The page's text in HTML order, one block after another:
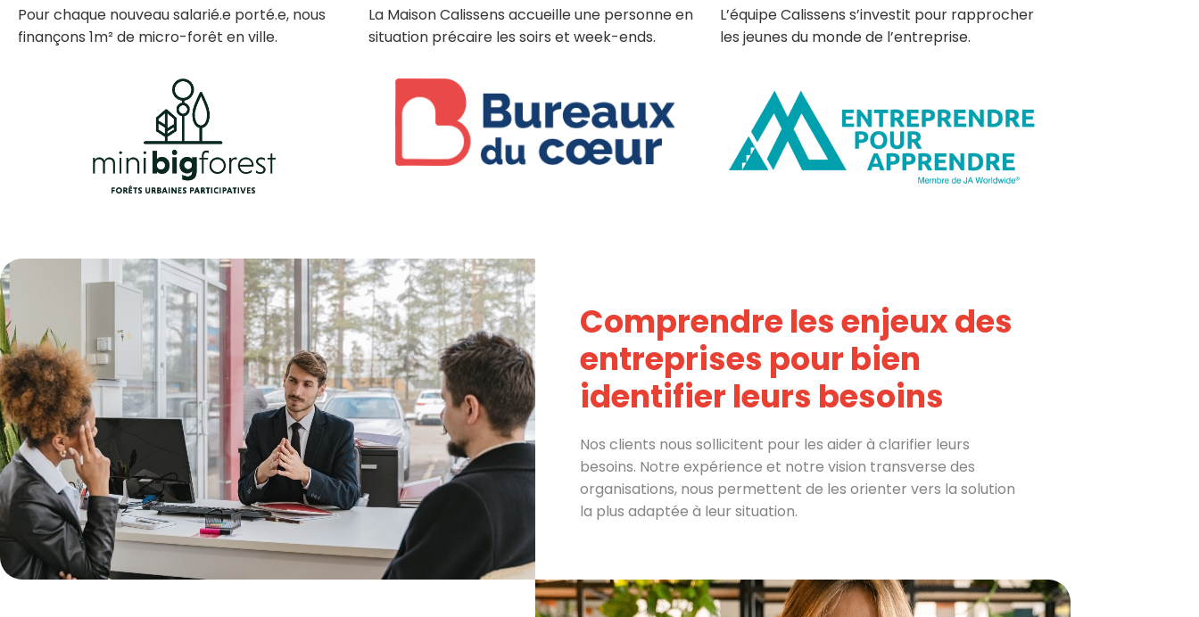
Pour chaque nouveau salarié.e porté.e, nous
finançons 1m² de micro-forêt en ville.
La Maison Calissens accueille une personne en
situation précaire les soirs et week-ends.
L’équipe Calissens s’investit pour rapprocher
les jeunes du monde de l’entreprise.
Comprendre les enjeux des
entreprises pour bien
identifier leurs besoins
Nos clients nous sollicitent pour les aider à clarifier leurs
besoins. Notre expérience et notre vision transverse des
organisations, nous permettent de les orienter vers la solution
la plus adaptée à leur situation.